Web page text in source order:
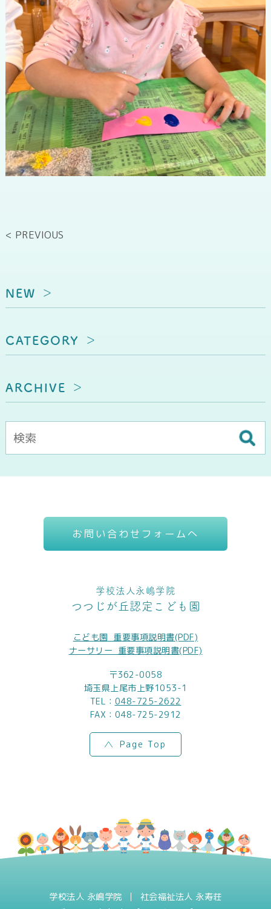
< PREVIOUS
NEW
CATEGORY
ARCHIVE
お問い合わせフォームへ
学校法人永嶋学院
つつじが丘認定こども園
こども園_重要事項説明書(PDF)
ナーサリー_重要事項説明書(PDF)
〒362-0058
埼玉県上尾市上野1053-1
TEL： 048-725-2622
FAX：048-725-2912
Page Top
学校法人 永嶋学院
社会福祉法人 永寿荘